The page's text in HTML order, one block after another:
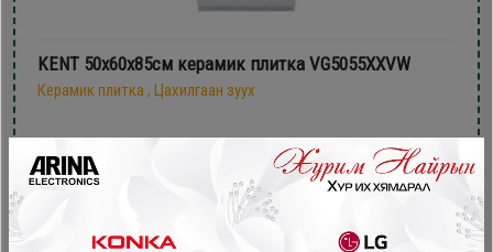
KENT 50х60x85см керамик плитка VG5055XXVW
Керамик плитка , Цахилгаан зуух
1,079,900₮